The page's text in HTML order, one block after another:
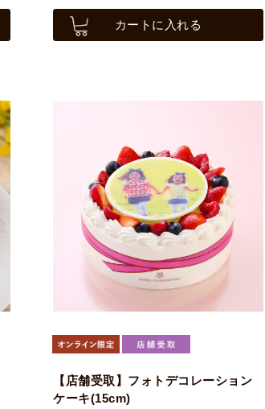
カートに入れる
【店舗受取】フォトデコレーション
ケーキ(15cm)